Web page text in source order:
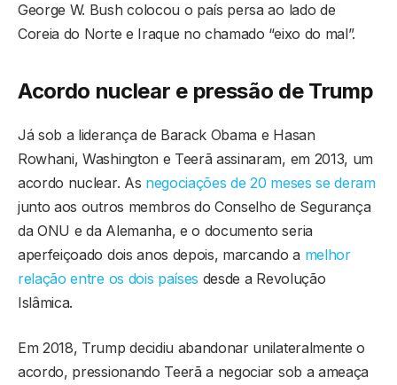
George W. Bush colocou o país persa ao lado de
Coreia do Norte e Iraque no chamado “eixo do mal”.
Acordo nuclear e pressão de Trump
Já sob a liderança de Barack Obama e Hasan
Rowhani, Washington e Teerã assinaram, em 2013, um
acordo nuclear. As negociações de 20 meses se deram
junto aos outros membros do Conselho de Segurança
da ONU e da Alemanha, e o documento seria
aperfeiçoado dois anos depois, marcando a melhor
relação entre os dois países desde a Revolução
Islâmica.
Em 2018, Trump decidiu abandonar unilateralmente o
acordo, pressionando Teerã a negociar sob a ameaça